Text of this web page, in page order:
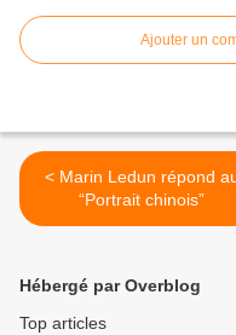
Ajouter un
< Marin Ledun répond au
“Portrait chinois”
Hébergé par Overblog
Top articles